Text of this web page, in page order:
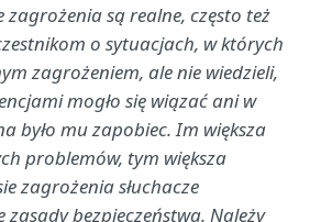
zagrożenia są realne, często też
o sytuacjach, w których
zagrożeniem, ale nie wiedzieli,
mogło się wiązać ani w
było mu zapobiec. Im większa
problemów, tym większa
zagrożenia słuchacze
bezpieczeństwa. Należy